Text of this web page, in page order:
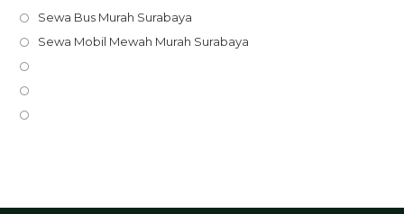
Sewa Bus Murah Surabaya
in
Sewa Mobil Mewah Murah Surabaya
tab